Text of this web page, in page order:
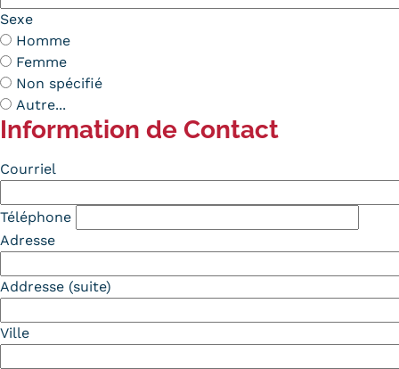
Sexe
Homme
Femme
Non spécifié
Autre...
Information de Contact
Contact
Courriel
Téléphone
Adresse
Addresse (suite)
Ville